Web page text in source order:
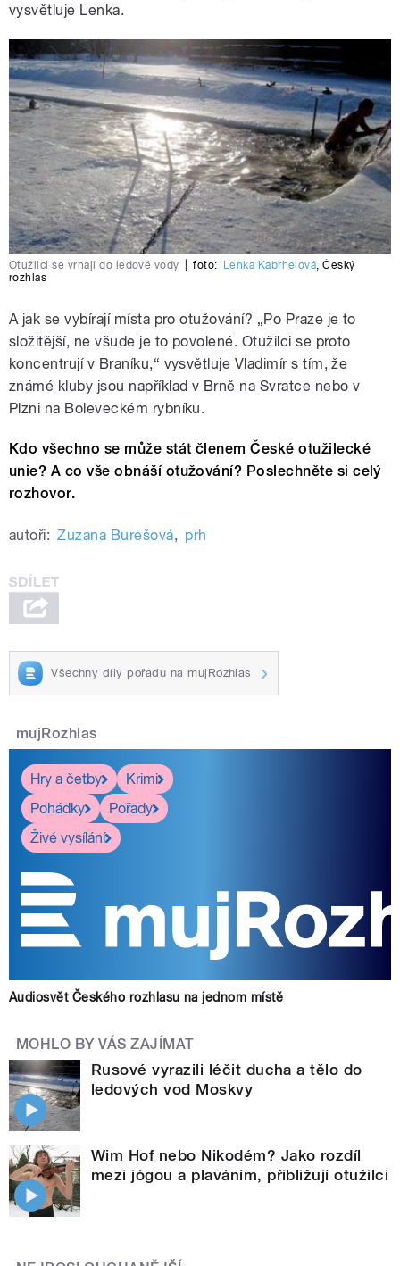
vysvětluje Lenka.
Otužilci se vrhají do ledové vody foto: Lenka Kabrhelová,Český
rozhlas
A jak se vybírají místa pro otužování? „Po Praze je to
složitější, ne všude je to povolené. Otužilci se proto
koncentrují v Braníku,“ vysvětluje Vladimír s tím, že
známé kluby jsou například v Brně na Svratce nebo v
Plzni na Boleveckém rybníku.
Kdo všechno se může stát členem České otužilecké
unie? A co vše obnáší otužování? Poslechněte si celý
rozhovor.
autoři: Zuzana Burešová, prh
Všechny díly pořadu na mujRozhlas
mujRozhlas
Hry a četby
Krimi
Pohádky
Pořady
Živé vysílání
Audiosvět Českého rozhlasu na jednom místě
MOHLO BY VÁS ZAJÍMAT
Rusové vyrazili léčit ducha a tělo do
ledových vod Moskvy
Wim Hof nebo Nikodém? Jako rozdíl
mezi jógou a plaváním, přibližují otužilci